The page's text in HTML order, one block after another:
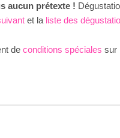
aucun prétexte !
et la liste des
de conditions spéciales sur